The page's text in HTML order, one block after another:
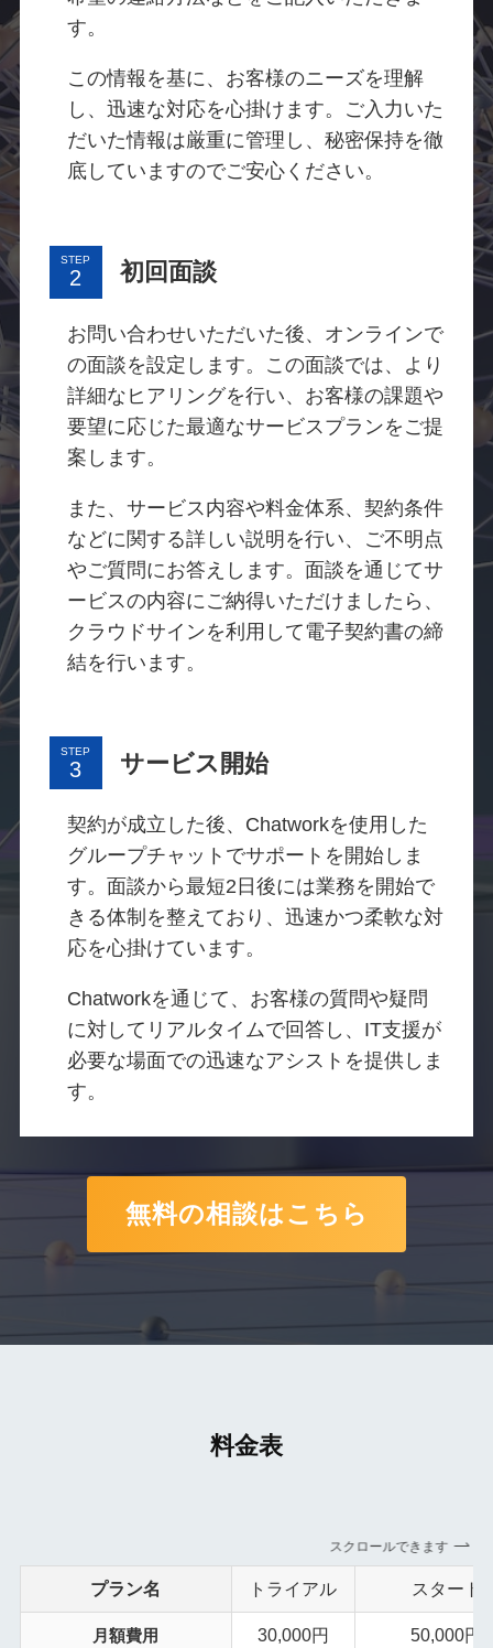
す。
この情報を基に、お客様のニーズを理解
し、迅速な対応を心掛けます。ご入力いた
だいた情報は厳重に管理し、秘密保持を徹
底していますのでご安心ください。
STEP 初回面談
お問い合わせいただいた後、オンラインで
の面談を設定します。この面談では、より
詳細なヒアリングを行い、お客様の課題や
要望に応じた最適なサービスプランをご提
案します。
また、サービス内容や料金体系、契約条件
などに関する詳しい説明を行い、ご不明点
やご質問にお答えします。面談を通じてサ
ービスの内容にご納得いただけましたら、
クラウドサインを利用して電子契約書の締
結を行います。
STEP サービス開始
契約が成立した後、Chatworkを使用した
グループチャットでサポートを開始しま
す。面談から最短2日後には業務を開始で
きる体制を整えており、迅速かつ柔軟な対
応を心掛けています。
Chatworkを通じて、お客様の質問や疑問
に対してリアルタイムで回答し、IT支援が
必要な場面での迅速なアシストを提供しま
す。
無料の相談はこちら
料金表
スクロールできます
プラン名 トライアル スタート
月額費用 30,000円 50,000円